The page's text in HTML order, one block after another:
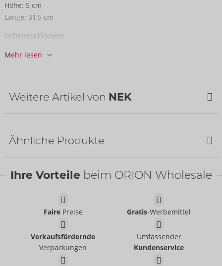
Höhe: 5 cm
Länge: 31,5 cm
Informationen
Art.-Nr.: 21613971701
Herkunftsland: CN
Mehr lesen
Weitere Artikel von NEK
- ORION Brand
21335551701
- ORION Brand
21335631701
59,95 €
Ähnliche Produkte
Ihre Vorteile beim ORION Wholesale
FairePreise Gratis-Werbemittel
Verkaufsfördernde
Verpackungen
Umfassender
Kundenservice